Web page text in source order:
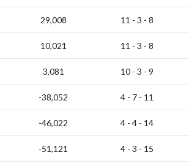
29,008 11 - 3 - 8
10,021 11 - 3 - 8
3,081 10 - 3 - 9
-38,052 4 - 7 - 11
-46,022 4 - 4 - 14
-51,121 4 - 3 - 15